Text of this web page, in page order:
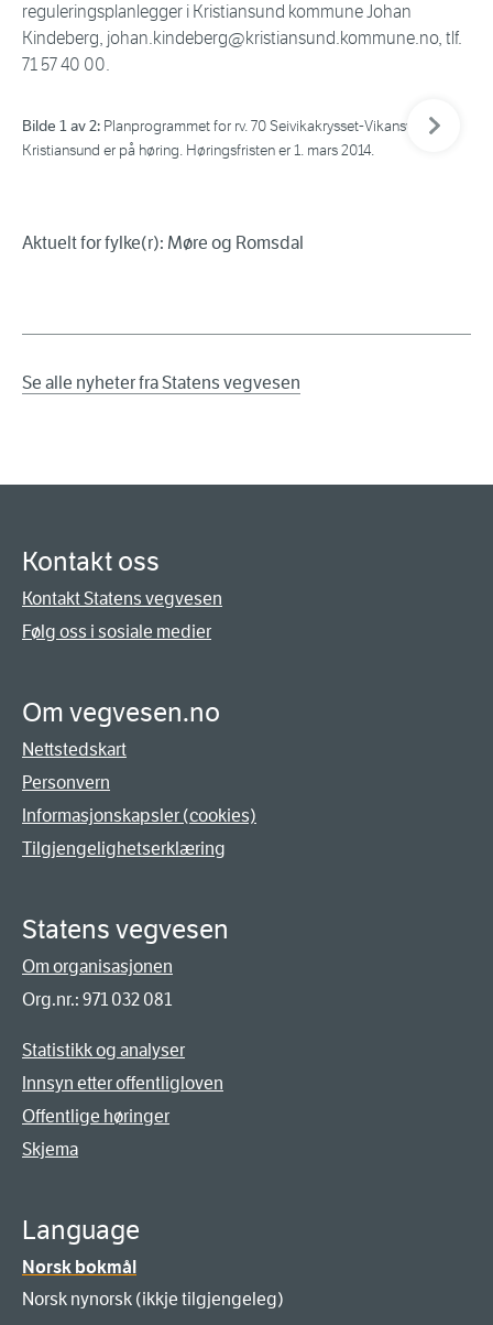
reguleringsplanlegger i Kristiansund kommune Johan
Kindeberg, johan.kindeberg@kristiansund.kommune.no, tlf.
71 57 40 00.
Bilde 1 av 2: Planprogrammet for rv. 70 Seivikakrysset-Vikansvingen i
Kristiansund er på høring. Høringsfristen er 1. mars 2014.
Aktuelt for fylke(r): Møre og Romsdal
Se alle nyheter fra Statens vegvesen
Kontakt oss
Kontakt Statens vegvesen
Følg oss i sosiale medier
Om vegvesen.no
Nettstedskart
Personvern
Informasjonskapsler (cookies)
Tilgjengelighetserklæring
Statens vegvesen
Om organisasjonen
Org.nr.: 971 032 081
Statistikk og analyser
Innsyn etter offentligloven
Offentlige høringer
Skjema
Language
Norsk bokmål
Norsk nynorsk (ikkje tilgjengeleg)